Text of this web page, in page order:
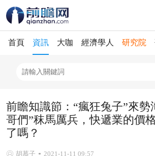
首頁 資訊 大咖 經濟學人 研究院
前瞻知識節：“瘋狂兔子”來勢
哥們”秣馬厲兵，快遞業的價
了嗎？
胡慕子 2021-11-11 09:57